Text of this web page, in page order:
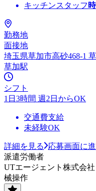
キッチンスタッフ
勤務地
面接地
埼玉県草加市高砂468-1
草加駅
シフト
1日3時間 週2日からOK
交通費支給
未経験OK
詳細を見る
応募画面に
派遣労働者
UTエージェント株式会
械操作